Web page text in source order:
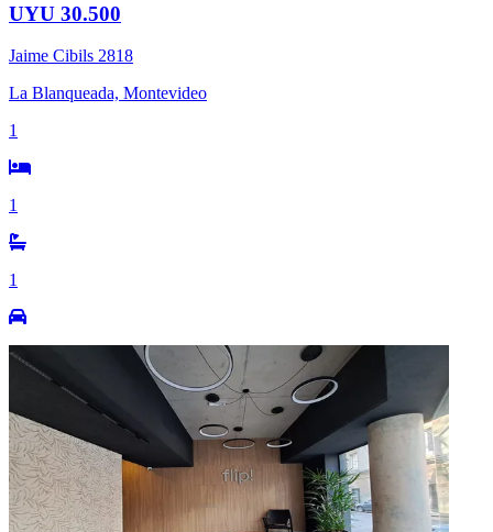
UYU 30.500
Jaime Cibils 2818
La Blanqueada, Montevideo
1
1
1